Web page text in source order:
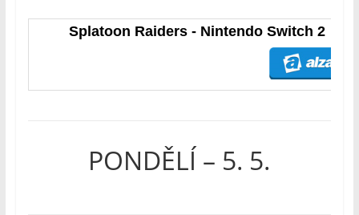
PONDĚLÍ – 5. 5.